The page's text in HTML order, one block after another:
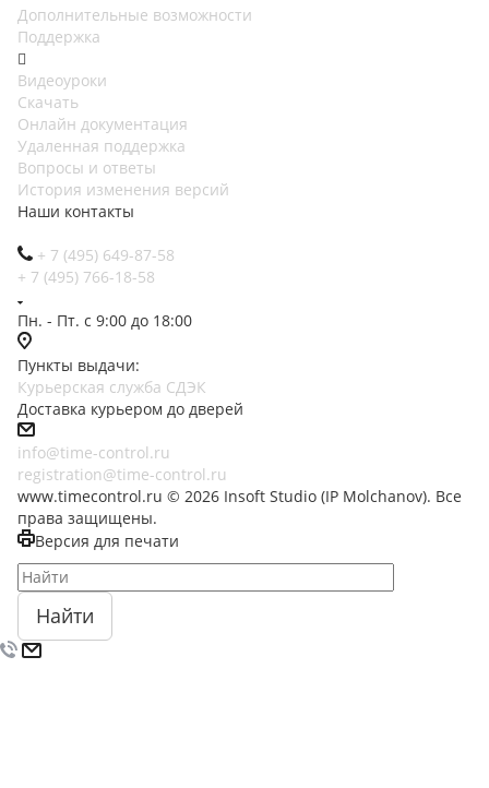
Дополнительные возможности
Поддержка
Видеоуроки
Скачать
Онлайн документация
Удаленная поддержка
Вопросы и ответы
История изменения версий
Наши контакты
+ 7 (495) 649-87-58
+ 7 (495) 766-18-58
Пн. - Пт. с 9:00 до 18:00
Пункты выдачи:
Курьерская служба СДЭК
Доставка курьером до дверей
info@time-control.ru
registration@time-control.ru
www.timecontrol.ru © 2026 Insoft Studio (IP Molchanov). Все
права защищены.
Версия для печати
Найти